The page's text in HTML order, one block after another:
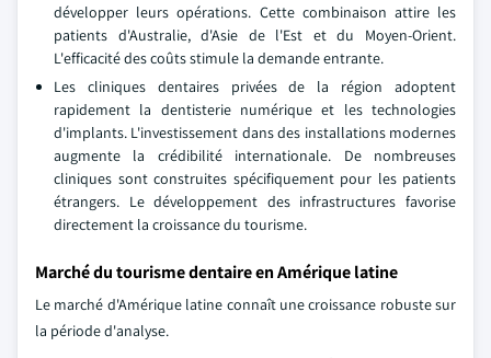
développer leurs opérations. Cette combinaison attire les
patients d'Australie, d'Asie de l'Est et du Moyen-Orient.
L'efficacité des coûts stimule la demande entrante.
Les cliniques dentaires privées de la région adoptent
rapidement la dentisterie numérique et les technologies
d'implants. L'investissement dans des installations modernes
augmente la crédibilité internationale. De nombreuses
cliniques sont construites spécifiquement pour les patients
étrangers. Le développement des infrastructures favorise
directement la croissance du tourisme.
Marché du tourisme dentaire en Amérique latine
Le marché d'Amérique latine connaît une croissance robuste sur
la période d'analyse.